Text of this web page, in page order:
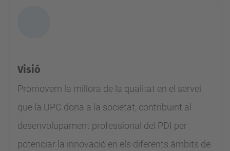
Visió
Promovem la millora de la qualitat en el servei
que la UPC dona a la societat, contribuint al
desenvolupament professional del PDI per
potenciar la innovació en els diferents àmbits de